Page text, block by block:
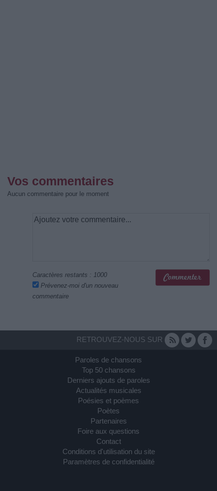
Vos commentaires
Aucun commentaire pour le moment
Caractères restants : 1000
Prévenez-moi d'un nouveau
commentaire
RETROUVEZ-NOUS SUR
Paroles de chansons
Top 50 chansons
Derniers ajouts de paroles
Actualités musicales
Poésies et poèmes
Poètes
Partenaires
Foire aux questions
Contact
Conditions d'utilisation du site
Paramètres de confidentialité